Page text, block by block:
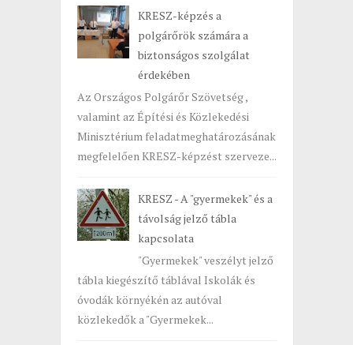
KRESZ-képzés a
polgárőrök számára a
biztonságos szolgálat
érdekében
Az Országos Polgárőr Szövetség ,
valamint az Építési és Közlekedési
Minisztérium feladatmeghatározásának
megfelelően KRESZ-képzést szerveze...
KRESZ - A "gyermekek" és a
távolság jelző tábla
kapcsolata
"Gyermekek" veszélyt jelző
tábla kiegészítő táblával Iskolák és
óvodák környékén az autóval
közlekedők a "Gyermekek...